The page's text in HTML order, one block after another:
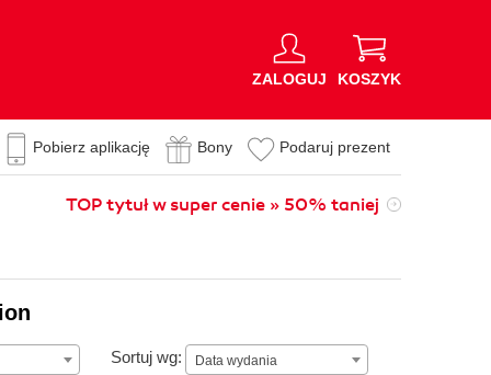
ZALOGUJ KOSZYK
Pobierz aplikację Bony Podaruj prezent
TOP tytuł w super cenie » 50% taniej
Sortuj wg: Data wydania
Data wydania